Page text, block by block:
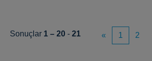
Sonuçlar 1 – 20 - 21 « 1 2